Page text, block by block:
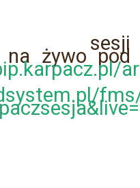
sesji
na żywo pod